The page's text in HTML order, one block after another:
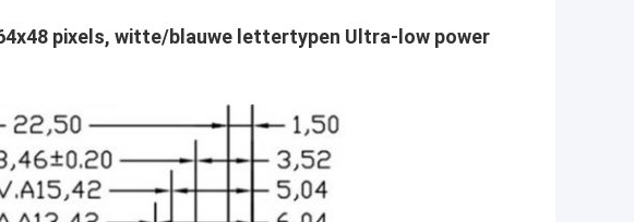
pixels, witte/blauwe lettertypen Ultra-low power